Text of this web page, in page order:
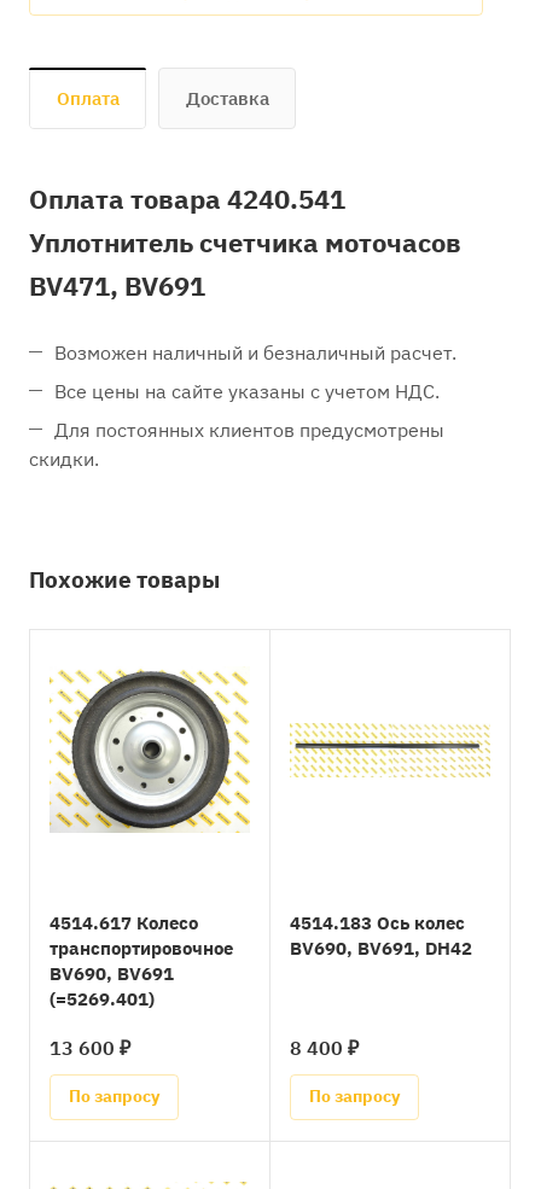
Оплата Доставка
Оплата товара 4240.541
Уплотнитель счетчика моточасов
BV471, BV691
Возможен наличный и безналичный расчет.
Все цены на сайте указаны с учетом НДС.
Для постоянных клиентов предусмотрены
скидки.
Похожие товары
4514.617 Колесо
транспортировочное
BV690, BV691
(=5269.401)
13 600 ₽
По запросу
4514.183 Ось колес
BV690, BV691, DH42
8 400 ₽
По запросу